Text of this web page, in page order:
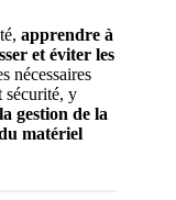
apprendre à
et éviter les
nécessaires
sécurité, y
gestion de la
matériel